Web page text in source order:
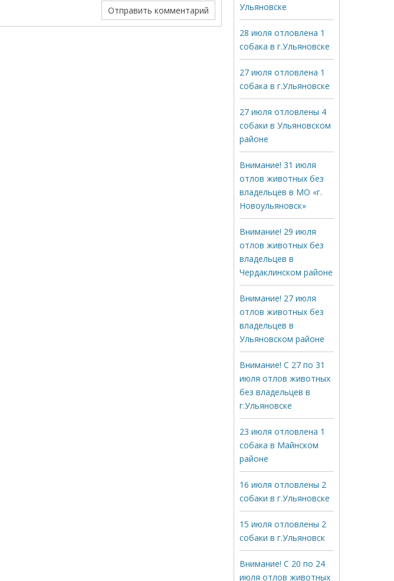
Ульяновске
28 июля отловлена 1
собака в г.Ульяновске
27 июля отловлена 1
собака в г.Ульяновске
27 июля отловлены 4
собаки в Ульяновском
районе
Внимание! 31 июля
отлов животных без
владельцев в МО «г.
Новоульяновск»
Внимание! 29 июля
отлов животных без
владельцев в
Чердаклинском районе
Внимание! 27 июля
отлов животных без
владельцев в
Ульяновском районе
Внимание! С 27 по 31
июля отлов животных
без владельцев в
г.Ульяновске
23 июля отловлена 1
собака в Майнском
районе
16 июля отловлены 2
собаки в г.Ульяновске
15 июля отловлены 2
собаки в г.Ульяновск
Внимание! С 20 по 24
июля отлов животных